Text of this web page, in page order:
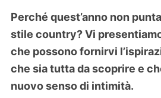
Search for:
Perché quest’anno non
stile country? Vi
che possono fornirvi
che sia tutta da scoprire e
nuovo senso di intimità.